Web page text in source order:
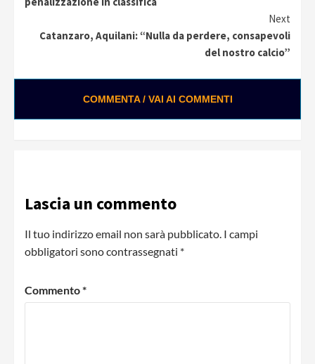
Next
Catanzaro, Aquilani: “Nulla da perdere, consapevoli
del nostro calcio”
COMMENTA / VAI AI COMMENTI
Lascia un commento
Il tuo indirizzo email non sarà pubblicato. I campi
obbligatori sono contrassegnati *
Commento*